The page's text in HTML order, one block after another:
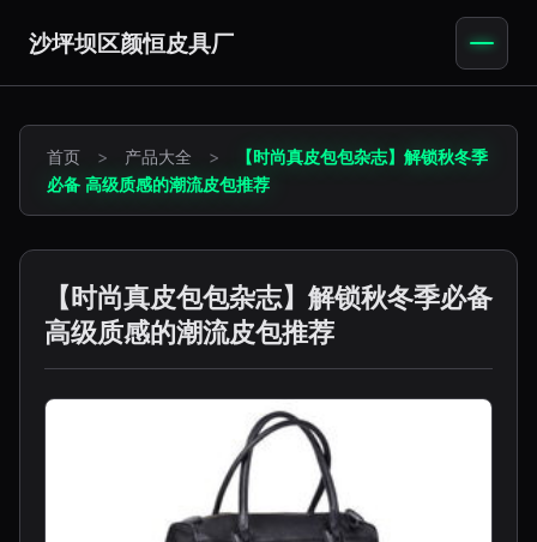
沙坪坝区颜恒皮具厂
首页 > 产品大全 >
【时尚真皮包包杂志】解锁秋冬季
必备 高级质感的潮流皮包推荐
【时尚真皮包包杂志】解锁秋冬季必备
高级质感的潮流皮包推荐